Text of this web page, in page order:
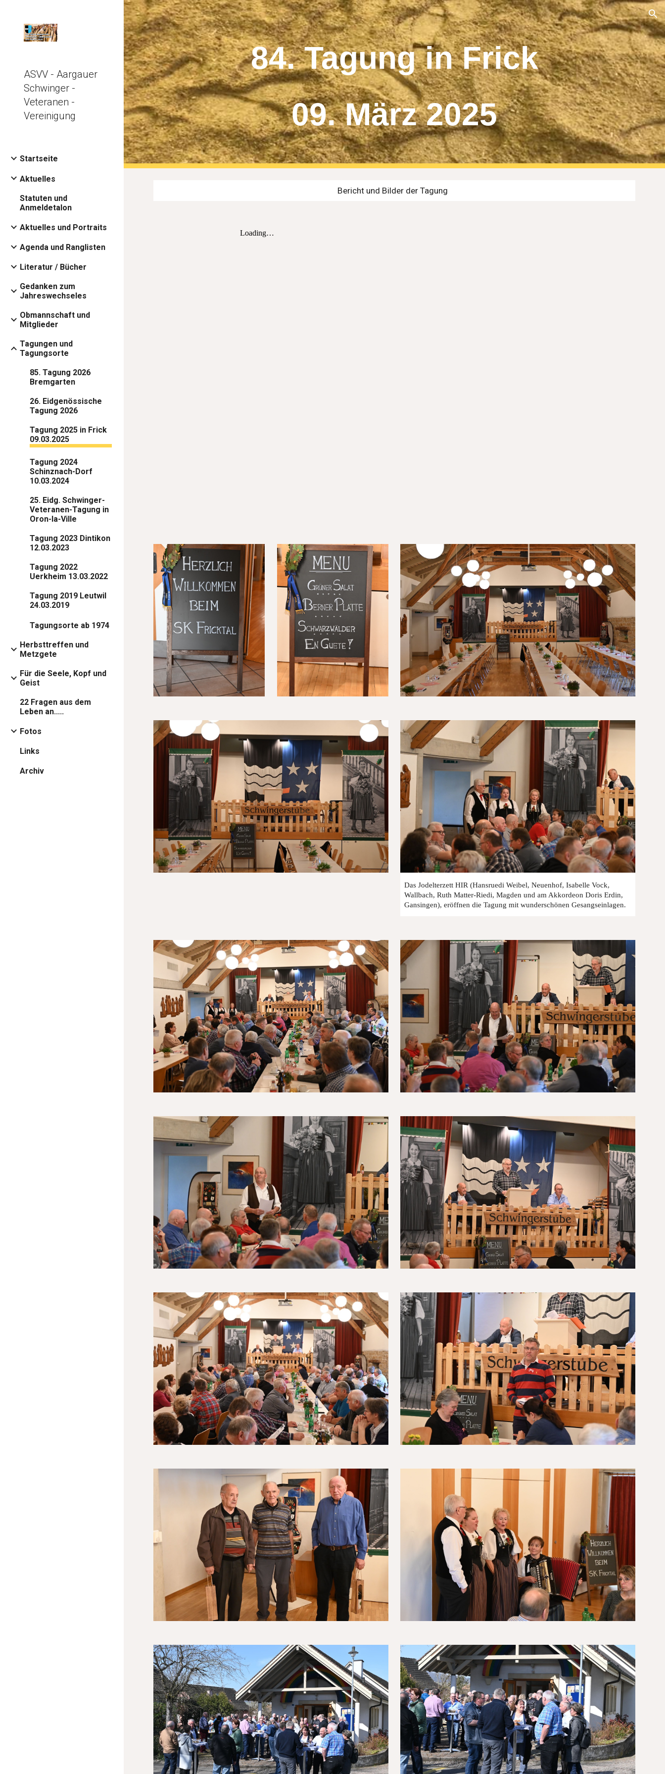
Skip to main content Skip to navigation
ASVV - Aargauer
Schwinger -
Veteranen -
Vereinigung
Startseite
Aktuelles
Statuten und
Anmeldetalon
Aktuelles und Portraits
Agenda und Ranglisten
Literatur / Bücher
Gedanken zum
Jahreswechseles
Obmannschaft und
Mitglieder
Tagungen und
Tagungsorte
85. Tagung 2026
Bremgarten
26. Eidgenössische
Tagung 2026
Tagung 2025 in Frick
09.03.2025
Tagung 2024
Schinznach-Dorf
10.03.2024
25. Eidg. Schwinger-
Veteranen-Tagung in
Oron-la-Ville
Tagung 2023 Dintikon
12.03.2023
Tagung 2022
Uerkheim 13.03.2022
Tagung 2019 Leutwil
24.03.2019
Tagungsorte ab 1974
Herbsttreffen und
Metzgete
Für die Seele, Kopf und
Geist
22 Fragen aus dem
Leben an.....
Fotos
Links
Archiv
84. Tagung in Frick
09. März 2025
Bericht und Bilder der Tagung
Das Jodelterzett HIR (Hansruedi Weibel, Neuenhof, Isabelle Vock,
Wallbach, Ruth Matter-Riedi, Magden und am Akkordeon Doris Erdin,
Gansingen), eröffnen die Tagung mit wunderschönen Gesangseinlagen.